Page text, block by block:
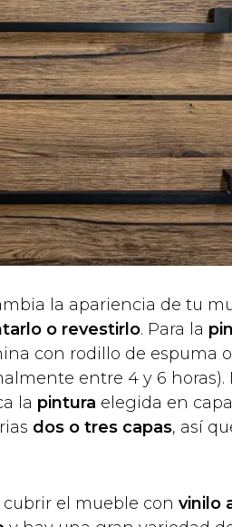
la apariencia de tu
o revestirlo. Para la
con rodillo de espuma
entre 4 y 6 horas).
la pintura elegida en
dos o tres capas, así
el mueble con vinilo